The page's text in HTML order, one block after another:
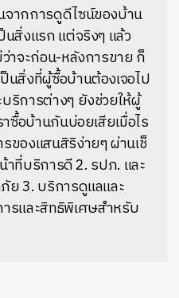
ากการดูดีไซน์ของบ้าน
นสิ่งแรก แต่จริงๆ แล้ว
าจะก่อน-หลังการขาย ก็
นสิ่งที่ผู้ซื้อบ้านต้องเจอไป
ริการต่างๆ ยังช่วยให้ผู้
ซื้อบ้านกันบ่อยเสียเมื่อไร
ของแสนสิริง่ายๆ ผ่านเช็
าที่บริการดี 2. รปภ. และ
ย 3. บริการดูแลและ
รและสิทธิพิเศษสำหรับ